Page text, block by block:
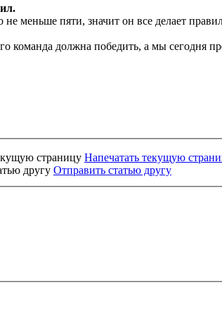
меньше пяти, значит он все делает
команда должна победить, а мы сегодня
Напечатать текущую
Отправить статью другу